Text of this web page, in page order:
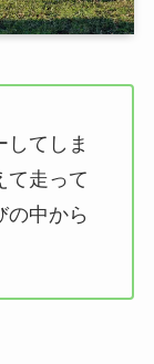
してしま
て走って
の中から